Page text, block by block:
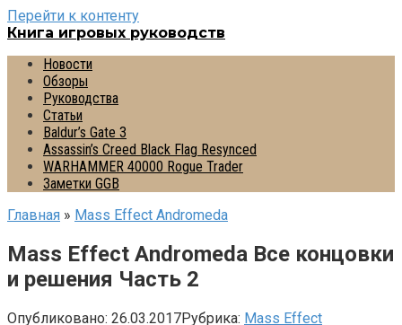
Перейти к контенту
Книга игровых руководств
Новости
Обзоры
Руководства
Статьи
Baldur’s Gate 3
Assassin’s Creed Black Flag Resynced
WARHAMMER 40000 Rogue Trader
Заметки GGB
Главная » Mass Effect Andromeda
Mass Effect Andromeda Все концовки
и решения Часть 2
Опубликовано: 26.03.2017Рубрика: Mass Effect